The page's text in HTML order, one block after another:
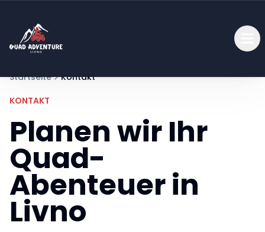
Startseite
Kontakt
KONTAKT
Planen wir Ihr
Quad-
Abenteuer in
Livno